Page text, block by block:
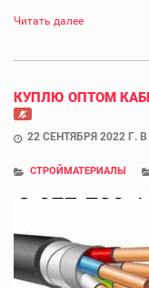
Читать далее
КУПЛЮ ОПТОМ
22 СЕНТЯБРЯ 2022 Г. В
СТРОЙМАТЕРИАЛЫ